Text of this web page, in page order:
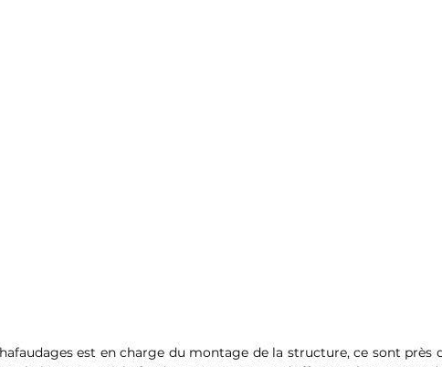
est en charge du montage de la structure, ce sont près